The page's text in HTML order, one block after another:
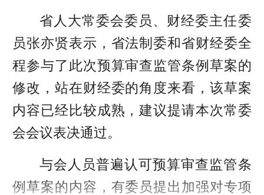
省人大常委会委员、财经委主任委
员张亦贤表示，省法制委和省财经委全
程参与了此次预算审查监管条例草案的
修改，站在财经委的角度来看，该草案
内容已经比较成熟，建议提请本次常委
会会议表决通过。
与会人员普遍认可预算审查监管条
例草案的内容，有委员提出加强对专项